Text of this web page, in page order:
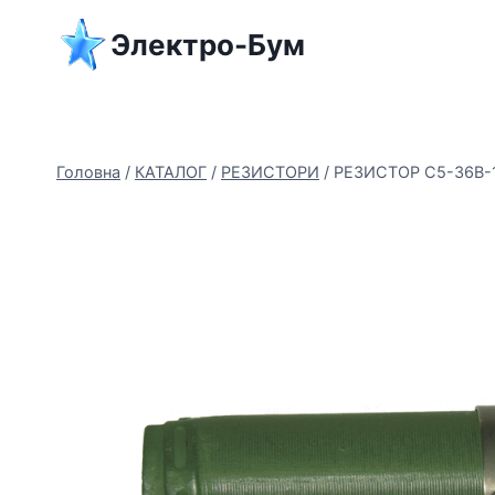
Электро-Бум
Головна / КАТАЛОГ / РЕЗИСТОРИ / РЕЗИСТОР C5-